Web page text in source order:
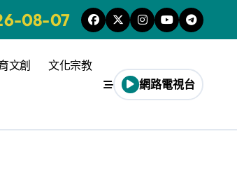
08-07
文創 文化宗教
網路電視台